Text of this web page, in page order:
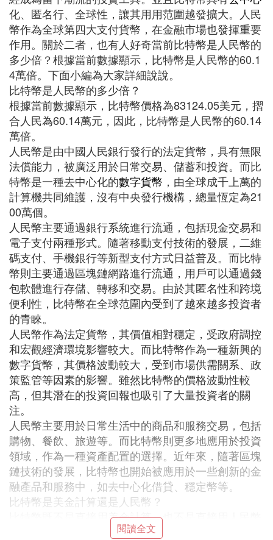
化、匿名行、全球性，讓其用用范圍越發擴大。人民
幣作為全球第四大支付貨幣，在金融市場也發揮重要
作用。關於二者，也有人好奇當前比特幣是人民幣的
多少倍？根據當前數據顯示，比特幣是人民幣的60.1
4萬倍。下面小編為大家詳細說說。
比特幣是人民幣的多少倍？
根據當前數據顯示，比特幣價格為83124.05美元，摺
合人民為60.14萬元，因此，比特幣是人民幣的60.14
萬倍。
人民幣是由中國人民銀行發行的法定貨幣，具有無限
法償能力，被廣泛用於日常交易、儲蓄和投資。而比
特幣是一種去中心化的數字貨幣 ，由全球成千上萬的
計算機共同維護，沒有中央發行機構，總量恆定為21
00萬個。
人民幣主要通過銀行系統進行流通，包括現金交易和
電子支付兩種形式。隨著移動支付技術的發展，二維
碼支付、手機銀行等新型支付方式日益普及。而比特
幣則主要通過區塊鏈網路進行流通，用戶可以通過錢
包軟體進行存儲、轉移和交易。由於其匿名性和跨境
便利性，比特幣在全球范圍內受到了越來越多投資者
的青睞。
人民幣作為法定貨幣，其價值相對穩定，受政府調控
和宏觀經濟環境影響較大。而比特幣作為一種新興的
數字貨幣，其價格波動較大，受到市場供需關系、政
策監管等因素的影響。雖然比特幣的價格波動性較
高，但其潛在的投資回報也吸引了大量投資者的關
注。
人民幣主要用於日常生活中的商品和服務交易，包括
購物、餐飲、旅遊等。而比特幣則更多地應用於投資
領域，作為一種資產配置的選擇。近年來，隨著區塊
鏈技術的發展，比特幣也開始被應用於一些創新的金
融產品和服務中，如去中心化借貸、穩定幣等。
比特幣是美金計算還是人民幣？
比特幣既不是直接用美金計算，也不是直接用人民幣
計算，但可以用美金或人民幣等法定貨幣進行交易‌。
閱讀全文